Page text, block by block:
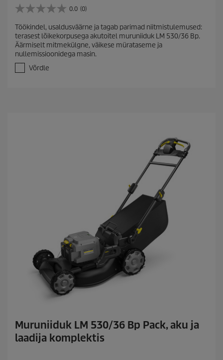
0.0 (0)
0
0
/
5
t
h
Töökindel, usaldusväärne ja tagab parimad niitmistulemused:
terasest lõikekorpusega akutoitel muruniiduk LM 530/36 Bp.
Äärmiselt mitmekülgne, väikese mürataseme ja
nullemissioonidega masin.
Võrdle
Muruniiduk LM 530/36 Bp Pack, aku ja
laadija komplektis